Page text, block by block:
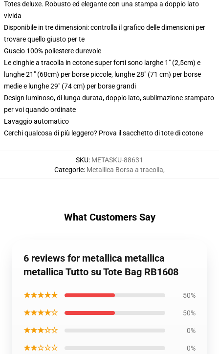
Totes deluxe. Robusto ed elegante con una stampa a doppio lato
vivida
Disponibile in tre dimensioni: controlla il grafico delle dimensioni per
trovare quello giusto per te
Guscio 100% poliestere durevole
Le cinghie a tracolla in cotone super forti sono larghe 1" (2,5cm) e
lunghe 21" (68cm) per borse piccole, lunghe 28" (71 cm) per borse
medie e lunghe 29" (74 cm) per borse grandi
Design luminoso, di lunga durata, doppio lato, sublimazione stampato
per voi quando ordinate
Lavaggio automatico
Cerchi qualcosa di più leggero? Prova il sacchetto di tote di cotone
SKU: METASKU-88631
Categorie: Metallica Borsa a tracolla,
What Customers Say
6 reviews for metallica metallica
metallica Tutto su Tote Bag RB1608
★★★★★ 50%
★★★★☆ 50%
★★★☆☆ 0%
★★☆☆☆ 0%